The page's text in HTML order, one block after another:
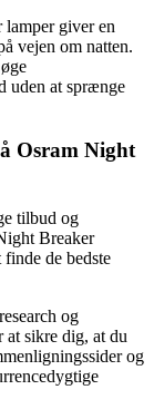
giver en
vejen om natten.
uden at sprænge
Osram Night
tilbud og
Breaker
de bedste
og
at sikre dig, at du
og